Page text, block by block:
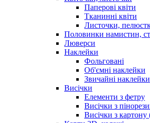
Паперові квіти
Тканинні квіти
Листочки,
Половинки намистин,
Люверси
Наклейки
Фольговані
Об'ємні наклейки
Звичайні наклейки
Висічки
Елементи з фетру
Висічки з
Висічки з картону